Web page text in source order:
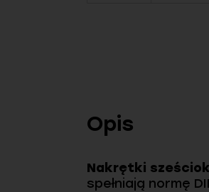
Opis
Nakrętki
spełniają normę